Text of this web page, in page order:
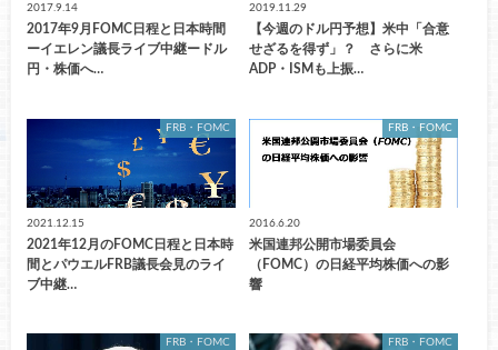
2017.9.14
2017年9月FOMC日程と日本時間
ーイエレン議長ライブ中継ードル
円・株価へ…
2019.11.29
【今週のドル円予想】米中「合意
せざるを得ず」？ さらに米
ADP・ISMも上振…
FRB・FOMC
2021.12.15
2021年12月のFOMC日程と日本時
間とパウエルFRB議長会見のライ
ブ中継…
FRB・FOMC
2016.6.20
米国連邦公開市場委員会
（FOMC）の日経平均株価への影
響
FRB・FOMC FRB・FOMC